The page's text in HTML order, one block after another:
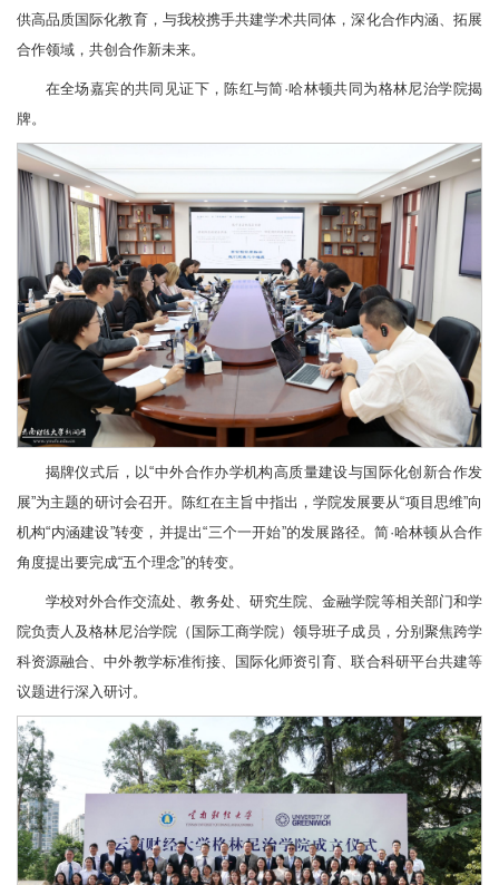
供高品质国际化教育，与我校携手共建学术共同体，深化合作内涵、拓展
合作领域，共创合作新未来。
在全场嘉宾的共同见证下，陈红与简·哈林顿共同为格林尼治学院揭
牌。
揭牌仪式后，以“中外合作办学机构高质量建设与国际化创新合作发
展”为主题的研讨会召开。陈红在主旨中指出，学院发展要从“项目思维”向
机构“内涵建设”转变，并提出“三个一开始”的发展路径。简·哈林顿从合作
角度提出要完成“五个理念”的转变。
学校对外合作交流处、教务处、研究生院、金融学院等相关部门和学
院负责人及格林尼治学院（国际工商学院）领导班子成员，分别聚焦跨学
科资源融合、中外教学标准衔接、国际化师资引育、联合科研平台共建等
议题进行深入研讨。